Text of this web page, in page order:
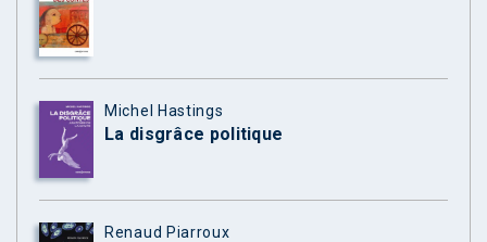
Michel Hastings
La disgrâce politique
Renaud Piarroux